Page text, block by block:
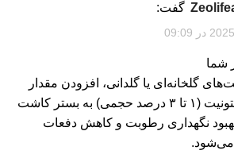
گفت:
09:09
شما
گلخانه‌ای یا گلدانی، افزودن مقدار
کمی بنتونیت (۱ تا ۳ درصد حجمی) به بستر کاشت
نگهداری رطوبت و کاهش دفعات
می‌شود.